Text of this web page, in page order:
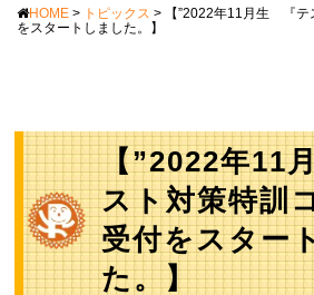
HOME > トピックス >
【”2022年11月生 『テ
をスタートしました。】
【”2022年11
スト対策特訓
受付をスター
た。】